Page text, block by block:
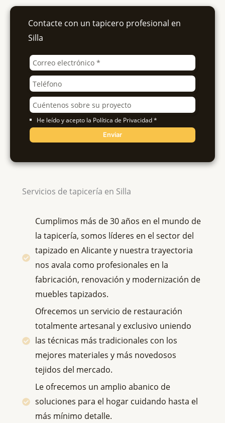
Contacte con un tapicero profesional en
Silla
He leído y acepto la Política de Privacidad *
Enviar
Servicios de tapicería en Silla
Cumplimos más de 30 años en el mundo de
la tapicería, somos líderes en el sector del
tapizado en Alicante y nuestra trayectoria
nos avala como profesionales en la
fabricación, renovación y modernización de
muebles tapizados.
Ofrecemos un servicio de restauración
totalmente artesanal y exclusivo uniendo
las técnicas más tradicionales con los
mejores materiales y más novedosos
tejidos del mercado.
Le ofrecemos un amplio abanico de
soluciones para el hogar cuidando hasta el
más mínimo detalle.